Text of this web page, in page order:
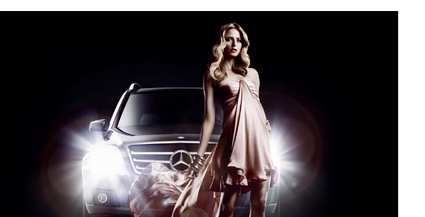
menarik